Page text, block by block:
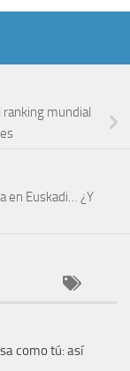
ranking mundial
en Euskadi… ¿Y
como tú: así